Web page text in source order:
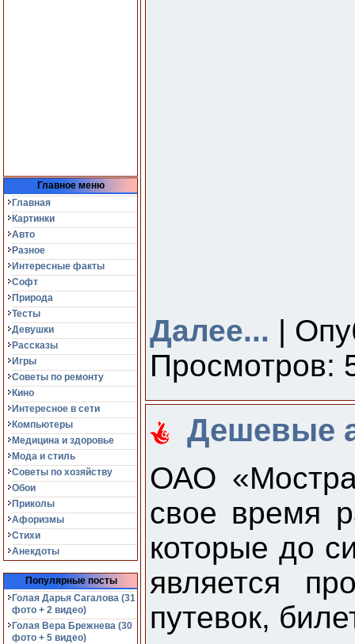
Главное меню
Главная
Картинки
Авто
Разное
Интересные факты
Софт
Природа
Тесты
Девушки
Рассказы
Игры
Советы по ремонту
Кино
Интересное в сети
Компьютеры
Медицина и здоровье
Мода и стиль
Советы по хозяйству
Обои
Приколы
Афоризмы
Стихи
Анекдоты
Популярные посты
Голая Дарья Сагалова (31
фото + 2 видео)
Голая Вера Брежнева (30
фото + 5 видео)
Далее... |
Просмотров:
Дешевые
ОАО
свое время
которые до
является
путевок,